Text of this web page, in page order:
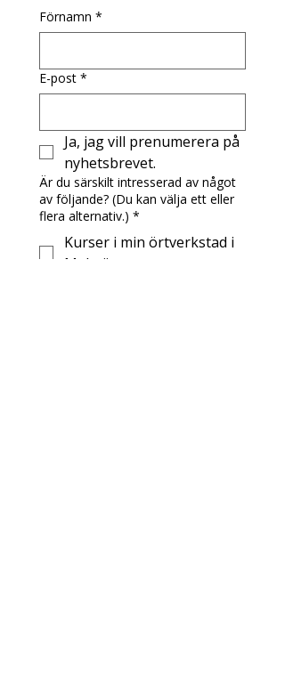
Nattro tinktur med
valerianarötter
Pris
195,00 kr
Maskrossalva med eterisk
lavendelolja
Pris
100,00 kr
Rölleka, vildplockad
Pris
Gran - i örtmedicin, hudvård
och matlagning
Pris
165,00 kr
Förnamn *
E-post *
Ja, jag vill prenumerera på
nyhetsbrevet.
Är du särskilt intresserad av något
av följande? (Du kan välja ett eller
flera alternativ.) *
Kurser i min örtverkstad i
Malmö